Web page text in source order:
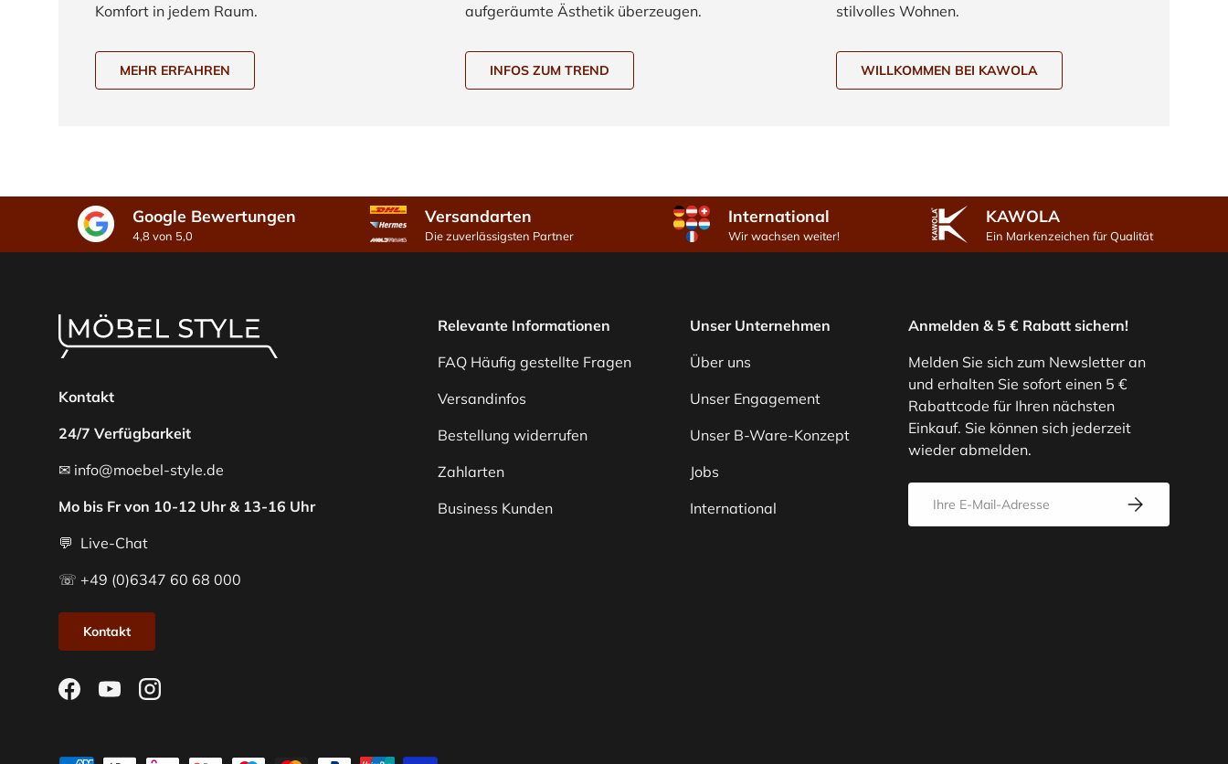
Komfort in jedem Raum.
MEHR ERFAHREN
aufgeräumte Ästhetik überzeugen.
INFOS ZUM TREND
stilvolles Wohnen.
WILLKOMMEN BEI KAWOLA
Google Bewertungen
4,8 von 5,0
Versandarten
Die zuverlässigsten Partner
International
Wir wachsen weiter!
KAWOLA
Ein Markenzeichen für Qualität
Kontakt
24/7 Verfügbarkeit
✉ info@moebel-style.de
Mo bis Fr von 10-12 Uhr & 13-16 Uhr
💬 Live-Chat
☏ +49 (0)6347 60 68 000
Kontakt
FacebookYouTubeInstagram
Relevante Informationen
FAQ Häufig gestellte Fragen
Versandinfos
Bestellung widerrufen
Zahlarten
Business Kunden
Unser Unternehmen
Über uns
Unser Engagement
Unser B-Ware-Konzept
Jobs
International
Anmelden & 5 € Rabatt sichern!
Melden Sie sich zum Newsletter an
und erhalten Sie sofort einen 5 €
Rabattcode für Ihren nächsten
Einkauf. Sie können sich jederzeit
wieder abmelden.
Abonnieren